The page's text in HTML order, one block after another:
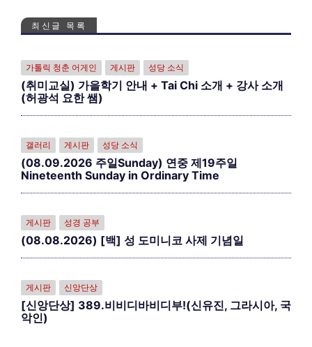
최신글 목록
가톨릭 청춘 어게인 게시판 성당 소식
(취미교실) 가을학기 안내 + Tai Chi 소개 + 강사 소개
(허광석 요한 쌤)
갤러리 게시판 성당 소식
(08.09.2026 주일Sunday) 연중 제19주일
Nineteenth Sunday in Ordinary Time
게시판 성경 공부
(08.08.2026) [백] 성 도미니코 사제 기념일
게시판 신앙단상
[신앙단상] 389.비비디바비디부!(신유진, 그라시아, 국
악인)